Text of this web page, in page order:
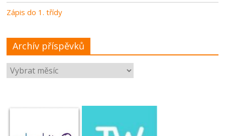
Zápis do 1. třídy
Archív příspěvků